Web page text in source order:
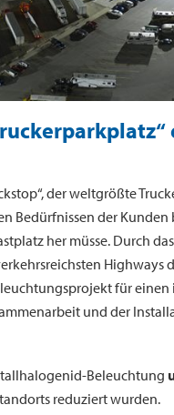
der weltgrößte
Bedürfnissen der Kunden
her müsse. Durch
Highways
für
und der
Beleuchtung
reduziert wurden.